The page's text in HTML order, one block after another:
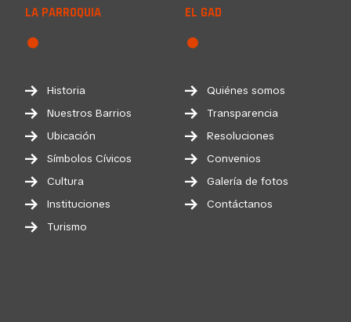
LA PARROQUIA
Historia
Nuestros Barrios
Ubicación
Símbolos Cívicos
Cultura
Instituciones
Turismo
EL GAD
Quiénes somos
Transparencia
Resoluciones
Convenios
Galería de fotos
Contáctanos